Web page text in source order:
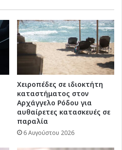
Χειροπέδες σε ιδιοκτήτη
καταστήματος στον
Αρχάγγελο Ρόδου για
αυθαίρετες κατασκευές σε
παραλία
6 Αυγούστου 2026